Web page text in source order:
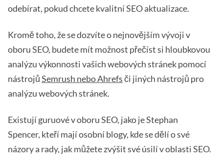
odebírat, pokud chcete kvalitní SEO aktualizace.
Kromě toho, že se dozvíte o nejnovějším vývoji v
oboru SEO, budete mít možnost přečíst si hloubkovou
analýzu výkonnosti vašich webových stránek pomocí
nástrojůSemrush nebo Ahrefsči jiných nástrojů pro
analýzu webových stránek.
Existují guruové v oboru SEO, jako je Stephan
Spencer, kteří mají osobní blogy, kde se dělí o své
názory a rady, jak můžete zvýšit své úsilí v oblasti SEO.